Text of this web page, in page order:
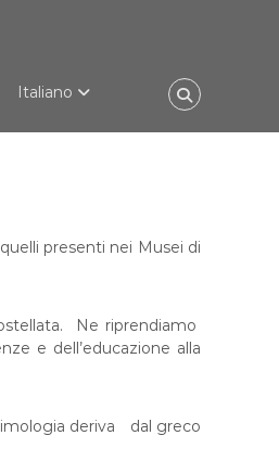
Italiano
presenti nei Musei di
Ne riprendiamo
e dell’educazione alla
deriva
dal greco